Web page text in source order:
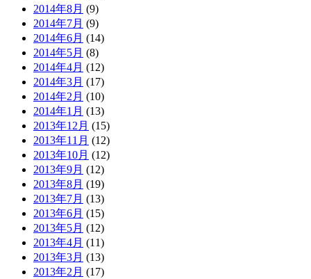
2014年8月 (9)
2014年7月 (9)
2014年6月 (14)
2014年5月 (8)
2014年4月 (12)
2014年3月 (17)
2014年2月 (10)
2014年1月 (13)
2013年12月 (15)
2013年11月 (12)
2013年10月 (12)
2013年9月 (12)
2013年8月 (19)
2013年7月 (13)
2013年6月 (15)
2013年5月 (12)
2013年4月 (11)
2013年3月 (13)
2013年2月 (17)